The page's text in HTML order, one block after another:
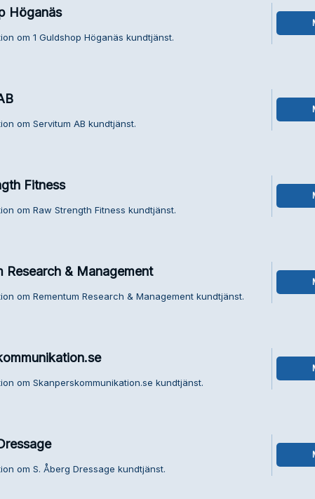
Höganäs
om 1 Guldshop Höganäs kundtjänst.
om Servitum AB kundtjänst.
Fitness
om Raw Strength Fitness kundtjänst.
Research & Management
om Rementum Research & Management kundtjänst.
om Skanperskommunikation.se kundtjänst.
om S. Åberg Dressage kundtjänst.